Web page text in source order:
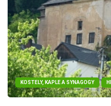
KOSTELY, KAPLE A SYNAGOGY